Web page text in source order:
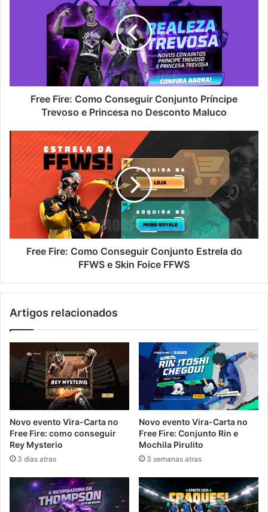
Princesa
Desconto
Free Fire: Como Conseguir Conjunto Príncipe
Trevoso e Princesa no Desconto Maluco
Free
Fire:
Como
Conseguir
Estrela
FFWS
e
Free Fire: Como Conseguir Conjunto Estrela do
FFWS e Skin Foice FFWS
Artigos relacionados
Novo evento Vira-Carta no
Free Fire: como conseguir
Rey Mysterio
3 dias atras
Novo evento Vira-Carta no
Free Fire: Conjunto Rin e
Mochila Pirulito
3 semanas atras